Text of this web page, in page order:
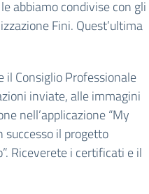
abbiamo condivise con gli
Fini. Quest’ultima
il Consiglio Professionale
inviate, alle immagini
nell’applicazione “My
successo il progetto
Riceverete i certificati e il